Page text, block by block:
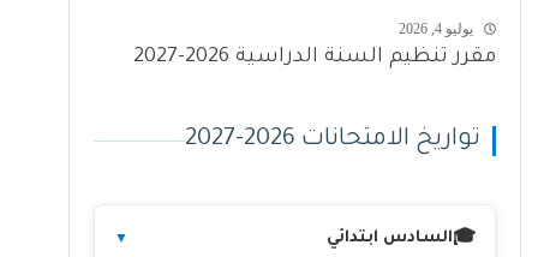
يوليو 4, 2026
مقرر تنظيم السنة الدراسية 2026-2027
تواريخ الامتحانات 2026-2027
🎓السادس ابتدائي ▼